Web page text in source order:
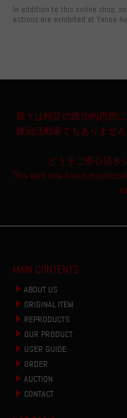
In addition to this online shop,
ections are exhibited at Yahoo
我々は特定の政治的思想
政治活動家でもありませ
どうぞご安心頂き
This web site has not political
MAIN CONTENTS
ABOUT US
ORIGINAL ITEM
REPRODUCTS
OUR PRODUCT
USER GUIDE
ORDER
AUCTION
CONTACT